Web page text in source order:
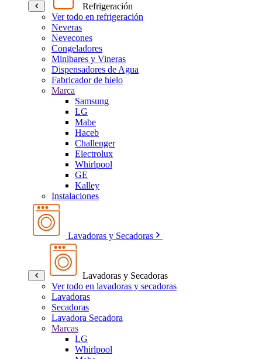
Refrigeración
Ver todo en refrigeración
Neveras
Nevecones
Congeladores
Minibares y Vineras
Dispensadores de Agua
Fabricador de hielo
Marca
Samsung
LG
Mabe
Haceb
Challenger
Electrolux
Whirlpool
GE
Kalley
Instalaciones
Lavadoras y Secadoras
Lavadoras y Secadoras
Ver todo en lavadoras y secadoras
Lavadoras
Secadoras
Lavadora Secadora
Marcas
LG
Whirlpool